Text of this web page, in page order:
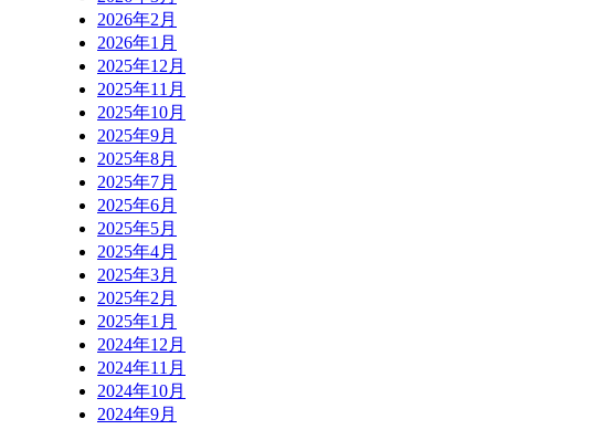
2026年2月
2026年1月
2025年12月
2025年11月
2025年10月
2025年9月
2025年8月
2025年7月
2025年6月
2025年5月
2025年4月
2025年3月
2025年2月
2025年1月
2024年12月
2024年11月
2024年10月
2024年9月